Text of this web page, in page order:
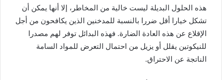
هذه الحلول البديلة ليست خالية من المخاطر، إلا أنها يمكن أن
تشكل خيارا أقل ضررا بالنسبة للمدخنين الذين يكافحون من أجل
الإقلاع عن هذه العادة الضارة. فهذه البدائل توفر لهم مصدرا
للنيكوتين يقلل أو يزيل من احتمال التعرض للمواد السامة
الناتجة عن الاحتراق.